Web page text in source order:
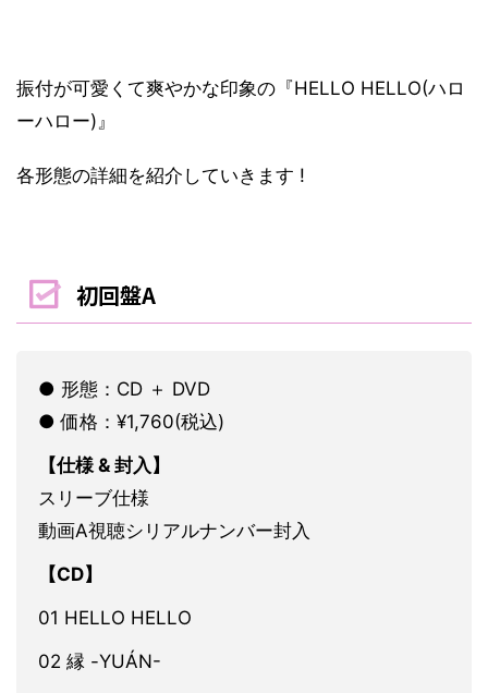
振付が可愛くて爽やかな印象の『HELLO HELLO(ハロ
ーハロー)』
各形態の詳細を紹介していきます !
初回盤A
● 形態：CD ＋ DVD
● 価格：¥1,760(税込)
【仕様 & 封入】
スリーブ仕様
動画A視聴シリアルナンバー封入
【CD】
01 HELLO HELLO
02 縁 -YUÁN-